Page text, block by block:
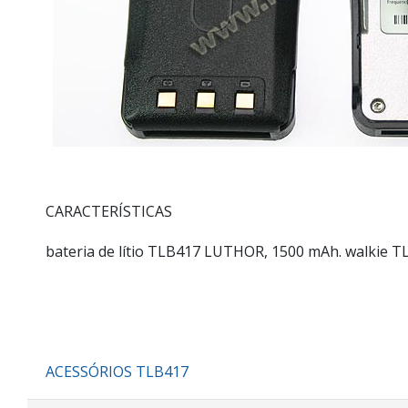
CARACTERÍSTICAS
bateria de lítio TLB417 LUTHOR, 1500 mAh. walkie
ACESSÓRIOS TLB417